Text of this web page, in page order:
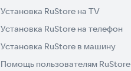
Установка RuStore на TV
Установка RuStore на телефон
Установка RuStore в машину
Помощь пользователям RuStore